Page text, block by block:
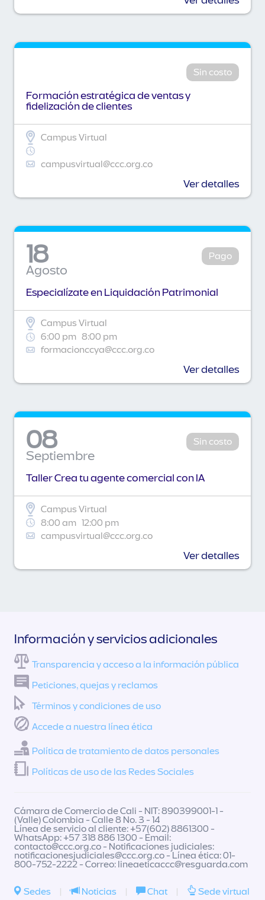
Sin costo
Formación estratégica de ventas y
fidelización de clientes
Campus Virtual
campusvirtual@ccc.org.co
Ver detalles
18
Agosto
Pago
Especialízate en Liquidación Patrimonial
Campus Virtual
6:00 pm 8:00 pm
formacionccya@ccc.org.co
Ver detalles
08
Septiembre
Sin costo
Taller Crea tu agente comercial con IA
Campus Virtual
8:00 am 12:00 pm
campusvirtual@ccc.org.co
Ver detalles
Información y servicios adicionales
Transparencia y acceso a la información pública
Peticiones, quejas y reclamos
Términos y condiciones de uso
Accede a nuestra línea ética
Política de tratamiento de datos personales
Políticas de uso de las Redes Sociales
Cámara de Comercio de Cali - NIT: 890399001-1 -
(Valle) Colombia - Calle 8 No. 3 - 14
Línea de servicio al cliente: +57(602) 8861300 -
WhatsApp: +57 318 886 1300 - Email:
contacto@ccc.org.co- Notificaciones judiciales:
notificacionesjudiciales@ccc.org.co- Línea ética: 01-
800-752-2222 - Correo: lineaeticaccc@resguarda.com
Sedes | Noticias | Chat | Sede virtual